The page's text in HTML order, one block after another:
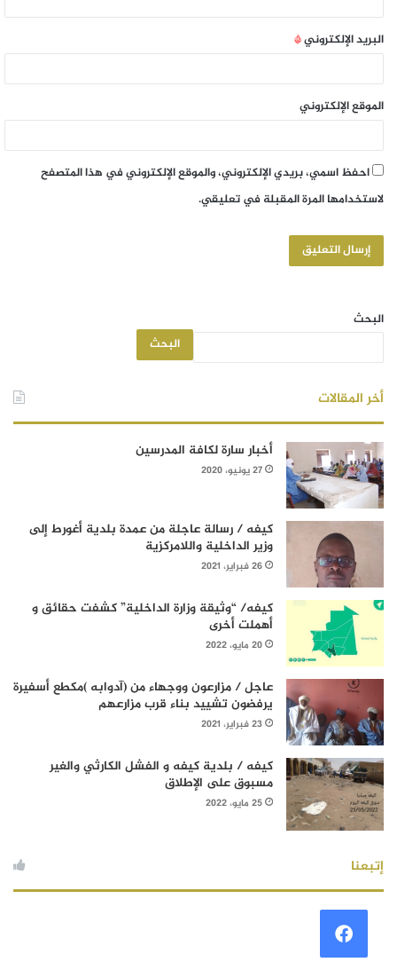
البريد الإلكتروني*
الموقع الإلكتروني
احفظ اسمي، بريدي الإلكتروني، والموقع الإلكتروني في هذا المتصفح
لاستخدامها المرة المقبلة في تعليقي.
البحث
البحث
أخر المقالات
أخبار سارة لكافة المدرسين
27 يونيو، 2020
كيفه / رسالة عاجلة من عمدة بلدية أغورط إلى
وزير الداخلية واللامركزية
26 فبراير، 2021
كيفه/ “وثيقة وزارة الداخلية” كشفت حقائق و
أهملت أخرى
20 مايو، 2022
عاجل / مزارعون ووجهاء من (آدوابه )مكطع أسفيرة
يرفضون تشييد بناء قرب مزارعهم
23 فبراير، 2021
كيفه / بلدية كيفه و الفشل الكارثي والغير
مسبوق على الإطلاق
25 مايو، 2022
إتبعنا